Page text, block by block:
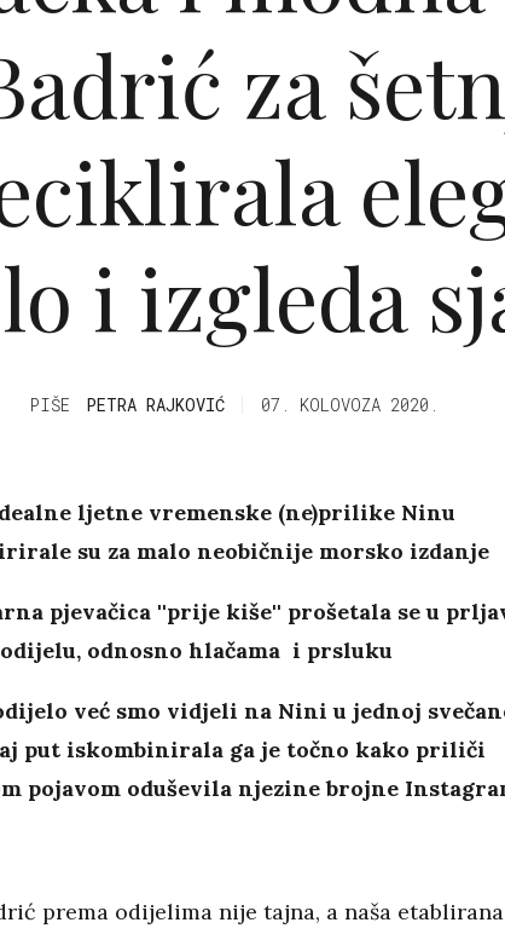
za
i izgleda
PIŠE PETRA RAJKOVIĆ 07. KOLOVOZA 2020.
ljetne vremenske (ne)prilike Ninu
su za malo neobičnije morsko izdanje
pjevačica ''prije kiše'' prošetala se u
odnosno hlačama i prsluku
već smo vidjeli na Nini u jednoj
put iskombinirala ga je točno kako priliči
pojavom oduševila njezine brojne
prema odijelima nije tajna, a naša etablirana